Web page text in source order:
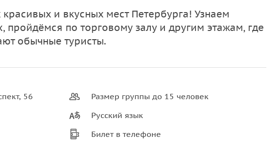
и вкусных мест Петербурга! Узнаем
пройдёмся по торговому залу и другим этажам, где
обычные туристы.
56
Размер группы до 15 человек
Русский язык
Билет в телефоне